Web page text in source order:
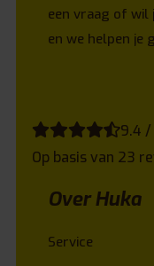
een vraag of wil
en we helpen je
9.4 /
Op basis van 23
Over Huka
Service